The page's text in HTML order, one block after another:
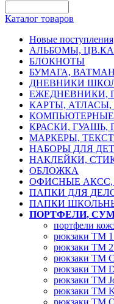
Каталог товаров
Новые
АЛЬБОМЫ,
БЛОКНОТЫ
БУМАГА, ВАТМАН
ДНЕВНИКИ
ЕЖЕДНЕВНИКИ,
КАРТЫ, АТЛАСЫ,
КОМПЬЮТЕРНЫЕ
КРАСКИ, ГУАШЬ,
МАРКЕРЫ,
НАБОРЫ ДЛЯ
НАКЛЕЙКИ,
ОБЛОЖКА
ОФИСНЫЕ АКСС,
ПАПКИ ДЛЯ
ПАПКИ
ПОРТФЕЛИ,
портфели
рюкзаки TM
рюкзаки TM
рюкзаки TM
рюкзаки TM
рюкзаки TM
рюкзаки TM
рюкзаки TM